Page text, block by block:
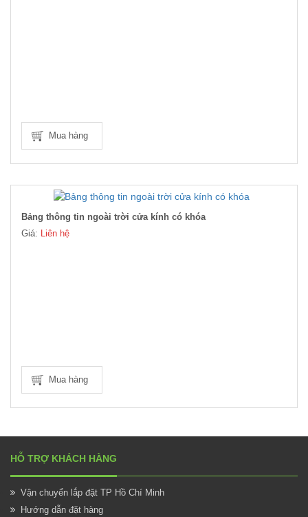
Mua hàng
Bảng thông tin ngoài trời cửa kính có khóa
Giá: Liên hệ
Mua hàng
HỖ TRỢ KHÁCH HÀNG
Vận chuyển lắp đặt TP Hồ Chí Minh
Hướng dẫn đặt hàng